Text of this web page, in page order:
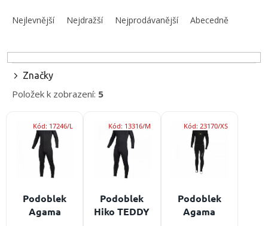
Nepřehlédněte
★
Individuální
cenová
nabídka
Vše
o
Kontakty
Požární
sport
Nepřehlédněte
CZK
n
Nejlevnější Nejdražší Nejprodávanější Abecedně
Značky
Položek k zobrazení: 5
Podoblek
Agama
Kód: 17246/L
Podoblek
Hiko TEDDY
Kód: 13316/M
Podoblek
Agama
Kód: 23170/XS